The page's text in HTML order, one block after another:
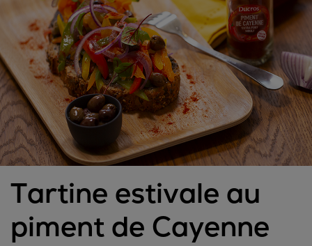
Tartine estivale au
piment de Cayenne